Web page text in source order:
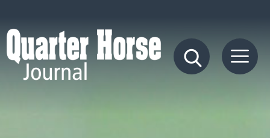
Quarter
Horse